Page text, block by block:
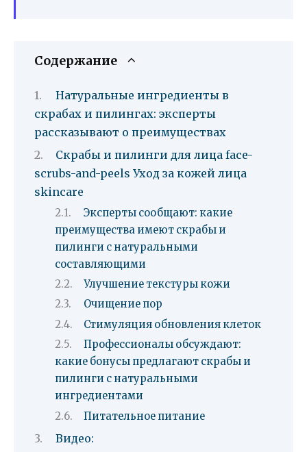
Содержание
Натуральные ингредиенты в
скрабах и пилингах: эксперты
рассказывают о преимуществах
Скрабы и пилинги для лица face-
scrubs-and-peels Уход за кожей лица
skincare
Эксперты сообщают: какие
преимущества имеют скрабы и
пилинги с натуральными
составляющими
Улучшение текстуры кожи
Очищение пор
Стимуляция обновления клеток
Профессионалы обсуждают:
какие бонусы предлагают скрабы и
пилинги с натуральными
ингредиентами
Питательное питание
Видео: